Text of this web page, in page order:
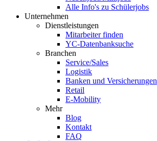
Alle Info's zu Schülerjobs
Unternehmen
Dienstleistungen
Mitarbeiter finden
YC-Datenbanksuche
Branchen
Service/Sales
Logistik
Banken und Versicherungen
Retail
E-Mobility
Mehr
Blog
Kontakt
FAQ